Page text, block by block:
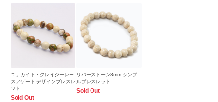
ユナカイト・クレイジーレー
スアゲート デザインブレスレ
ット
Sold Out
リバーストーン8mm シンプ
ルブレスレット
Sold Out